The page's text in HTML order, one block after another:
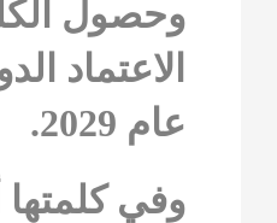
وحصول
الاعتماد
عام 2029.
وفي